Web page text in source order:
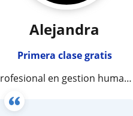
Alejandra
Primera clase gratis
profesional en gestion humana con mas de 10 años de experiencia / clases y asesorias personalizadas